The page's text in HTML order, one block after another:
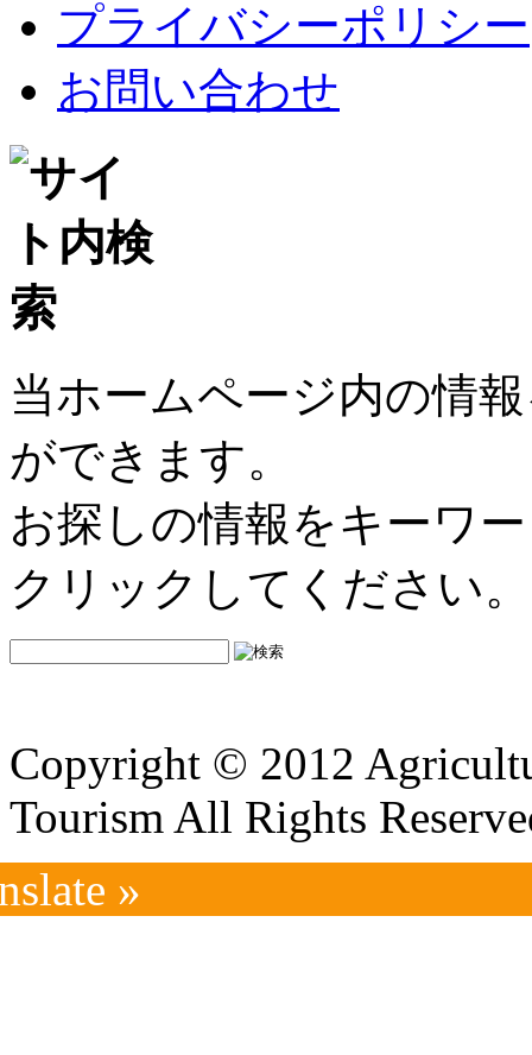
プライバシーポリシー
お問い合わせ
当ホームページ内の情
ができます。
お探しの情報をキーワ
クリックしてください。
Copyright © 2012
Tourism All Rights
»